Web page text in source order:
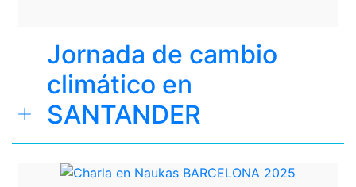
Jornada de cambio
climático en
SANTANDER